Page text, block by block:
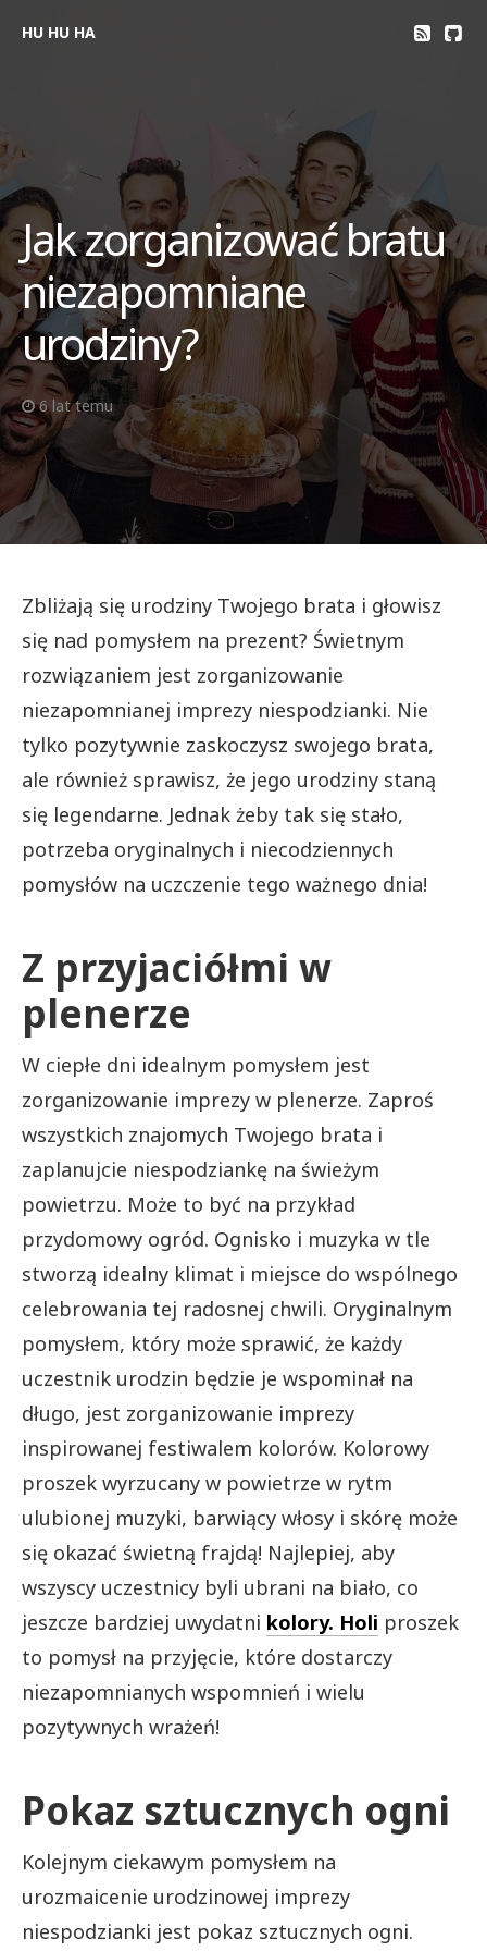
HU HU HA
Jak zorganizować bratu
niezapomniane
urodziny?
6 lat temu
Zbliżają się urodziny Twojego brata i głowisz
się nad pomysłem na prezent? Świetnym
rozwiązaniem jest zorganizowanie
niezapomnianej imprezy niespodzianki. Nie
tylko pozytywnie zaskoczysz swojego brata,
ale również sprawisz, że jego urodziny staną
się legendarne. Jednak żeby tak się stało,
potrzeba oryginalnych i niecodziennych
pomysłów na uczczenie tego ważnego dnia!
Z przyjaciółmi w
plenerze
W ciepłe dni idealnym pomysłem jest
zorganizowanie imprezy w plenerze. Zaproś
wszystkich znajomych Twojego brata i
zaplanujcie niespodziankę na świeżym
powietrzu. Może to być na przykład
przydomowy ogród. Ognisko i muzyka w tle
stworzą idealny klimat i miejsce do wspólnego
celebrowania tej radosnej chwili. Oryginalnym
pomysłem, który może sprawić, że każdy
uczestnik urodzin będzie je wspominał na
długo, jest zorganizowanie imprezy
inspirowanej festiwalem kolorów. Kolorowy
proszek wyrzucany w powietrze w rytm
ulubionej muzyki, barwiący włosy i skórę może
się okazać świetną frajdą! Najlepiej, aby
wszyscy uczestnicy byli ubrani na biało, co
jeszcze bardziej uwydatni kolory. Holi proszek
to pomysł na przyjęcie, które dostarczy
niezapomnianych wspomnień i wielu
pozytywnych wrażeń!
Pokaz sztucznych ogni
Kolejnym ciekawym pomysłem na
urozmaicenie urodzinowej imprezy
niespodzianki jest pokaz sztucznych ogni.